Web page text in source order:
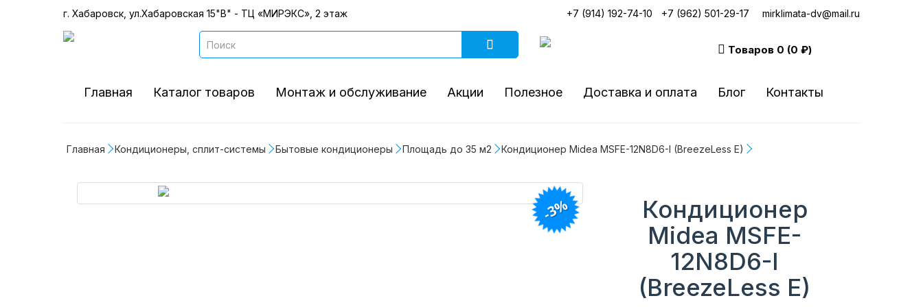
г. Хабаровск, ул.Хабаровская 15"В" - ТЦ «МИРЭКС», 2 этаж +7 (914) 192-74-10 +7 (962) 501-29-17 mirklimata-dv@mail.ru
Товаров 0 (0 ₽)
Главная Каталог товаров Монтаж и обслуживание Акции Полезное Доставка и оплата Блог Контакты
Главная Кондиционеры, сплит-системы Бытовые кондиционеры Площадь до 35 м2 Кондиционер Midea MSFE-12N8D6-I (BreezeLess E)
-3%
Кондиционер
Midea MSFE-
12N8D6-I
(BreezeLess E)